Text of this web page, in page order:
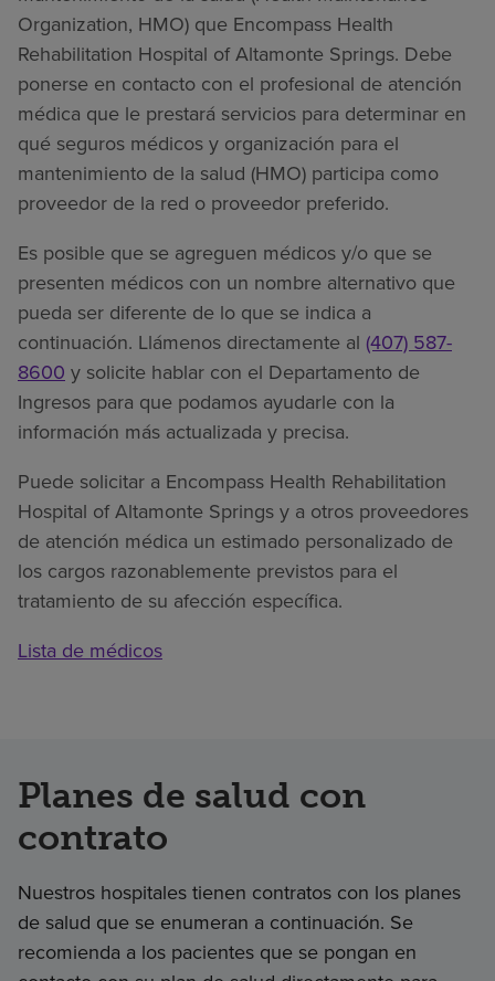
Organization, HMO) que Encompass Health
Rehabilitation Hospital of Altamonte Springs. Debe
ponerse en contacto con el profesional de atención
médica que le prestará servicios para determinar en
qué seguros médicos y organización para el
mantenimiento de la salud (HMO) participa como
proveedor de la red o proveedor preferido.
Es posible que se agreguen médicos y/o que se
presenten médicos con un nombre alternativo que
pueda ser diferente de lo que se indica a
continuación. Llámenos directamente al (407) 587-
8600 y solicite hablar con el Departamento de
Ingresos para que podamos ayudarle con la
información más actualizada y precisa.
Puede solicitar a Encompass Health Rehabilitation
Hospital of Altamonte Springs y a otros proveedores
de atención médica un estimado personalizado de
los cargos razonablemente previstos para el
tratamiento de su afección específica.
Lista de médicos
Planes de salud con
contrato
Nuestros hospitales tienen contratos con los planes
de salud que se enumeran a continuación. Se
recomienda a los pacientes que se pongan en